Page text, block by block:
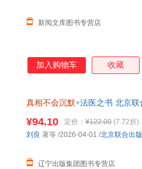
新阅文库图书专营店
加入购物车 收藏
真相不会沉默+法医之书 北京
¥94.10 定价： ¥122.00 (7.72折)
辽宁出版集团图书专营店
刘良 著等 /2026-04-01 /北京联合出